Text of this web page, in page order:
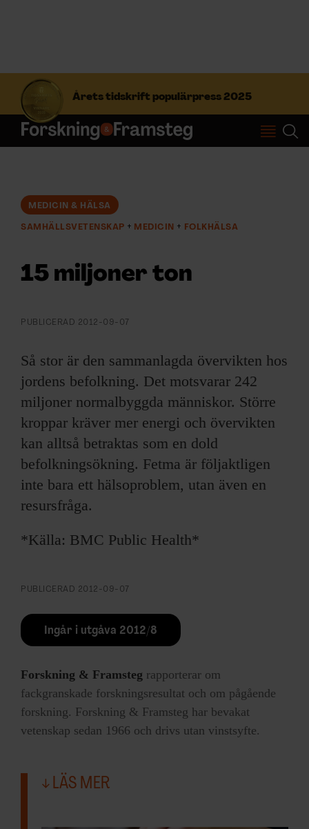
Årets tidskrift populärpress 2025
S
f
t
Prenumerera
ÄMNEN
EVENEMANG & RESOR
SHOP
KONTAKTA F&F
SKRIV I F&F
PRENUMERERA PÅ F&F
OM F&F
MEDICIN & HÄLSA
SAMHÄLLSVETENSKAP MEDICIN FOLKHÄLSA
15 miljoner ton
PUBLICERAD 2012-09-07
Så stor är den sammanlagda övervikten hos
jordens befolkning. Det motsvarar 242
miljoner normalbyggda människor. Större
kroppar kräver mer energi och övervikten
kan alltså betraktas som en dold
befolkningsökning. Fetma är följaktligen
inte bara ett hälsoproblem, utan även en
resursfråga.
*Källa: BMC Public Health*
PUBLICERAD 2012-09-07
Ingår i utgåva 2012/8
Forskning & Framsteg rapporterar om
fackgranskade forskningsresultat och om pågående
forskning. Forskning & Framsteg har bevakat
vetenskap sedan 1966 och drivs utan vinstsyfte.
LÄS MER